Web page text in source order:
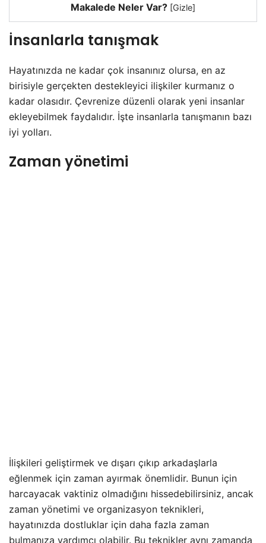
Makalede Neler Var? [Gizle]
İnsanlarla tanışmak
Hayatınızda ne kadar çok insanınız olursa, en az
birisiyle gerçekten destekleyici ilişkiler kurmanız o
kadar olasıdır. Çevrenize düzenli olarak yeni insanlar
ekleyebilmek faydalıdır. İşte insanlarla tanışmanın bazı
iyi yolları.
Zaman yönetimi
İlişkileri geliştirmek ve dışarı çıkıp arkadaşlarla
eğlenmek için zaman ayırmak önemlidir. Bunun için
harcayacak vaktiniz olmadığını hissedebilirsiniz, ancak
zaman yönetimi ve organizasyon teknikleri,
hayatınızda dostluklar için daha fazla zaman
bulmanıza yardımcı olabilir. Bu teknikler aynı zamanda